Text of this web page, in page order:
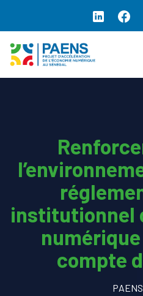
institutionnel
compte
PAENS